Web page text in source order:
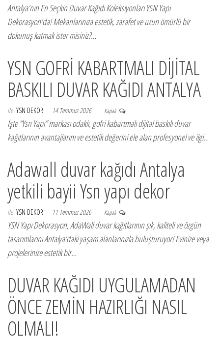
Antalya’nın En Seçkin Duvar Kağıdı Koleksiyonları YSN Yapı
Dekorasyon’da! Mekanlarınıza estetik, zarafet ve uzun ömürlü bir
dokunuş katmak ister misiniz?…
YSN GOFRİ KABARTMALI DİJİTAL
BASKILI DUVAR KAĞIDI ANTALYA
ile YSN DEKOR 14 Temmuz 2026 Kapalı
İşte “Ysn Yapı” markası odaklı, gofri kabartmalı dijital baskılı duvar
kağıtlarının avantajlarını ve estetik değerini ele alan profesyonel ve ilgi…
Adawall duvar kağıdı Antalya
yetkili bayii Ysn yapı dekor
ile YSN DEKOR 11 Temmuz 2026 Kapalı
YSN Yapı Dekorasyon, AdaWall duvar kağıtlarının şık, kaliteli ve özgün
tasarımlarını Antalya’daki yaşam alanlarınızla buluşturuyor! Evinize veya
projelerinize estetik bir…
DUVAR KAĞIDI UYGULAMADAN
ÖNCE ZEMİN HAZIRLIĞI NASIL
OLMALI!